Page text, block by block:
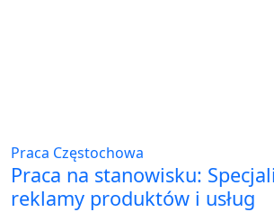
Praca Częstochowa
Praca na stanowisku:
reklamy produktów i usług